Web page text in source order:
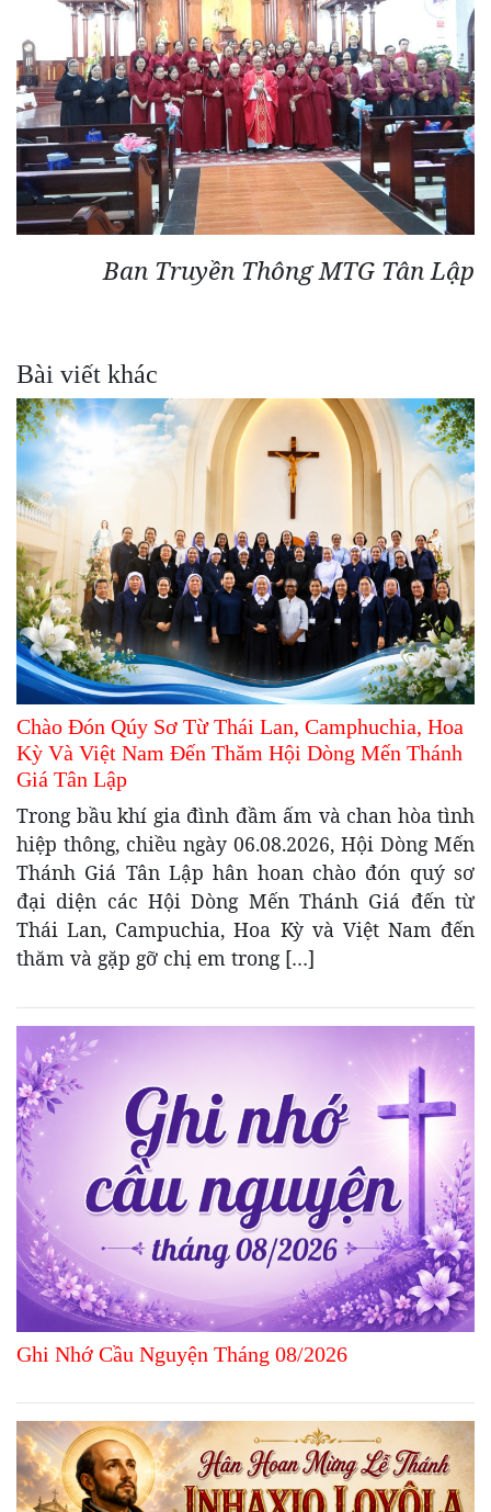
Ban Truyền Thông MTG Tân Lập
Bài viết khác
Chào Đón Qúy Sơ Từ Thái Lan, Camphuchia, Hoa
Kỳ Và Việt Nam Đến Thăm Hội Dòng Mến Thánh
Giá Tân Lập
Trong bầu khí gia đình đầm ấm và chan hòa tình
hiệp thông, chiều ngày 06.08.2026, Hội Dòng Mến
Thánh Giá Tân Lập hân hoan chào đón quý sơ
đại diện các Hội Dòng Mến Thánh Giá đến từ
Thái Lan, Campuchia, Hoa Kỳ và Việt Nam đến
thăm và gặp gỡ chị em trong […]
Ghi Nhớ Cầu Nguyện Tháng 08/2026